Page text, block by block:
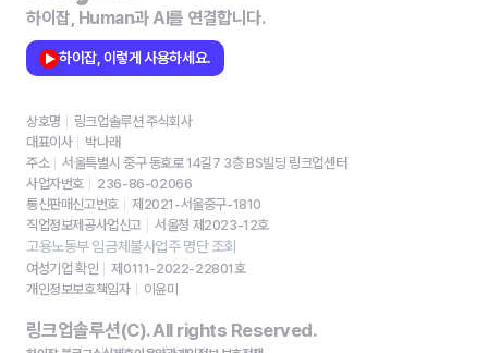
하이잡, Human과 AI를 연결합니다.
하이잡, 이렇게 사용하세요.
상호명
링크업솔루션 주식회사
대표이사
박나래
주소
서울특별시 중구 동호로 14길7 3층 BS빌딩 링크업센터
사업자번호
236-86-02066
통신판매신고번호
제2021-서울중구-1810
직업정보제공사업신고
서울청 제2023-12호
고용노동부 임금체불사업주 명단 조회
여성기업 확인
제0111-2022-22801호
개인정보보호책임자
이윤미
링크업솔루션(C). All rights Reserved.